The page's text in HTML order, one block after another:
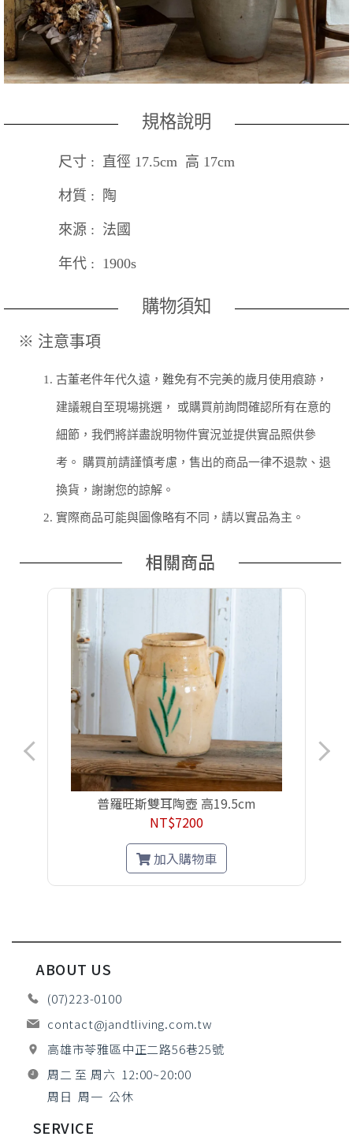
規格說明
尺寸 : 直徑 17.5cm 高 17cm
材質 : 陶
來源 : 法國
年代 : 1900s
購物須知
※ 注意事項
1. 古董老件年代久遠，難免有不完美的歲月使用痕跡，
建議親自至現場挑選， 或購買前詢問確認所有在意的
細節，我們將詳盡說明物件實況並提供實品照供參
考。 購買前請謹慎考慮，售出的商品一律不退款、退
換貨，謝謝您的諒解。
2. 實際商品可能與圖像略有不同，請以實品為主。
相關商品
普羅旺斯雙耳陶壺 高19.5cm
NT$7200
加入購物車
ABOUT US
(07)223-0100
contact@jandtliving.com.tw
高雄市苓雅區中正二路56巷25號
周二 至 周六 12:00~20:00
周日 周一 公休
SERVICE